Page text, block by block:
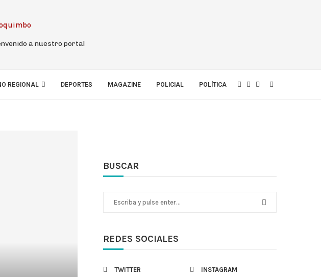
a nuestro portal
REGIONAL DEPORTES MAGAZINE POLICIAL POLÍTICA
BUSCAR
REDES SOCIALES
TWITTER INSTAGRAM